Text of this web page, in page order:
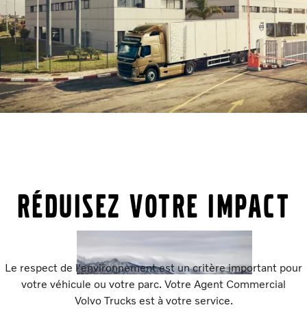
Réduisez votre impact
Le respect de l'environnement est un critère important pour
votre véhicule ou votre parc. Votre Agent Commercial
Volvo Trucks est à votre service.